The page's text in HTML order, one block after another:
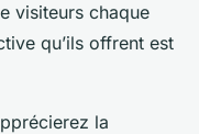
visiteurs chaque
qu’ils offrent est
la